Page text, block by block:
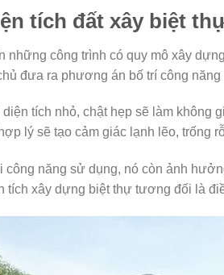
tích đất xây biệt
những công trình có quy mô xây
đưa ra phương án bố trí công
tích nhỏ, chật hẹp sẽ làm
lý sẽ tạo cảm giác lạnh lẽo, trống
công năng sử dụng, nó còn ảnh
tích xây dựng biệt thự tương đối là